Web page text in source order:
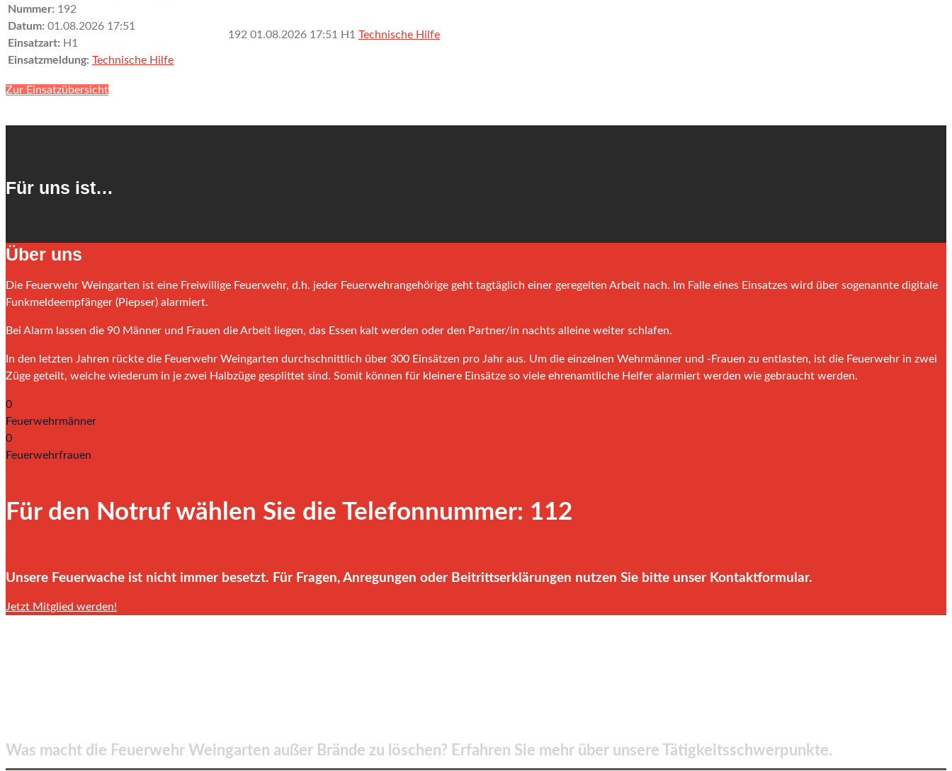
Nummer: 192
Datum: 01.08.2026 17:51
Einsatzart: H1
Einsatzmeldung: Technische Hilfe
192 01.08.2026 17:51 H1 Technische Hilfe
Zur Einsatzübersicht
Für uns ist…
Über uns
Die Feuerwehr Weingarten ist eine Freiwillige Feuerwehr, d.h. jeder Feuerwehrangehörige geht tagtäglich einer geregelten Arbeit nach. Im Falle eines Einsatzes wird über sogenannte digitale
Funkmeldeempfänger (Piepser) alarmiert.
Bei Alarm lassen die 90 Männer und Frauen die Arbeit liegen, das Essen kalt werden oder den Partner/in nachts alleine weiter schlafen.
In den letzten Jahren rückte die Feuerwehr Weingarten durchschnittlich über 300 Einsätzen pro Jahr aus. Um die einzelnen Wehrmänner und -Frauen zu entlasten, ist die Feuerwehr in zwei
Züge geteilt, welche wiederum in je zwei Halbzüge gesplittet sind. Somit können für kleinere Einsätze so viele ehrenamtliche Helfer alarmiert werden wie gebraucht werden.
0
Feuerwehrmänner
0
Feuerwehrfrauen
Für den Notruf wählen Sie die Telefonnummer: 112
Unsere Feuerwache ist nicht immer besetzt. Für Fragen, Anregungen oder Beitrittserklärungen nutzen Sie bitte unser Kontaktformular.
Jetzt Mitglied werden!
Was macht die Feuerwehr Weingarten außer Brände zu löschen? Erfahren Sie mehr über unsere Tätigkeitsschwerpunkte.